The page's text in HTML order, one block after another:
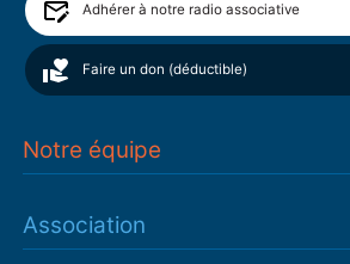
Adhérer à notre radio associative
Faire un don (déductible)
Notre équipe
Association